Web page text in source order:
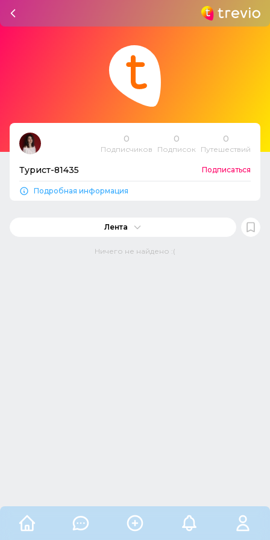
0
Подписчиков
0
Подписок
0
Путешествий
Турист-81435 Подписаться
Подробная информация
Лента
Ничего не найдено :(